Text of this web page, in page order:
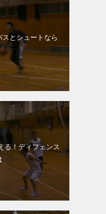
とシュートなら
る！ディフェンス